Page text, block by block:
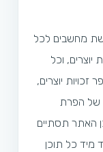
מחשבים לכל
יוצרים, וכל
יוצרים,
של הפרת
האתר תסתיים
מיד כל תוכן